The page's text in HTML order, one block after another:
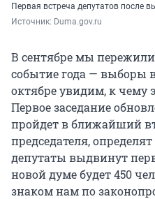
Первая встреча депутатов после
Источник: Duma.gov.ru
В сентябре мы
событие года — выборы
октябре увидим, к чему
Первое заседание
пройдет в ближайший
председателя,
депутаты выдвинут
новой думе будет 450
знаком нам по